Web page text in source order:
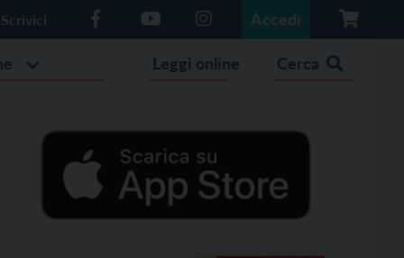
Scrivici Accedi
Leggi online Cerca